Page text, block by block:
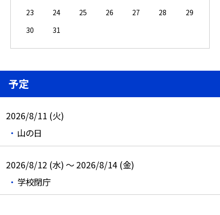
23
24 25 26 27 28
29
30
31
予定
2026/8/11 (火)
山の日
2026/8/12 (水) ～ 2026/8/14 (金)
学校閉庁